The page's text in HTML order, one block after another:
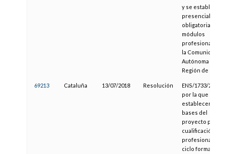
y se establece la
presencialidad
obligatoria por
módulos
profesionales
la Comunidad
Autónoma de la
Región de
69213 Cataluña 13/07/2018 Resolución
ENS/1733/2018,
por la que se
establecen las
bases del
proyecto piloto
cualificación
profesional en
ciclo formativo